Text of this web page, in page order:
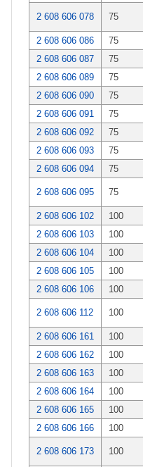
2 608 606 078 75
2 608 606 086
75
2 608 606 087
75
2 608 606 089
75
2 608 606 090
75
2 608 606 091
75
2 608 606 092
75
2 608 606 093
75
2 608 606 094
75
2 608 606 095 75
2 608 606 102
100
2 608 606 103
100
2 608 606 104
100
2 608 606 105
100
2 608 606 106
100
2 608 606 112 100
2 608 606 161
100
2 608 606 162
100
2 608 606 163
100
2 608 606 164
100
2 608 606 165
100
2 608 606 166
100
2 608 606 173 100